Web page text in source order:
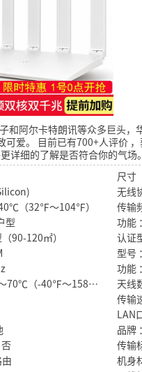
和阿尔卡特朗讯等众多巨头
爱。
目前已有700+人评价
详细的了解是否符合你的气场。
尺寸
无线
（32℉～104℉）
传输
型
功能
90-120㎡）
认证
型号
功能
存储温度 ：-40℃～70℃（-40℉～158℉）
天线
传输
LAN
品牌
传输
机身